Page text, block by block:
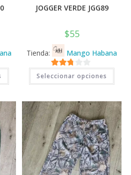
Este
producto
tiene
Las
opciones
se
pueden
elegir
en
la
página
de
producto
JOGGER VERDE JGG89
$55
Tienda: Mango Habana
2.71
de 5
Seleccionar opciones
Este
tiene
Las
se
en
la
de